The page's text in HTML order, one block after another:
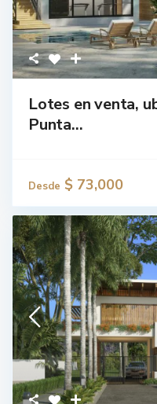
Lotes en venta,
Punta...
Desde $ 73,000